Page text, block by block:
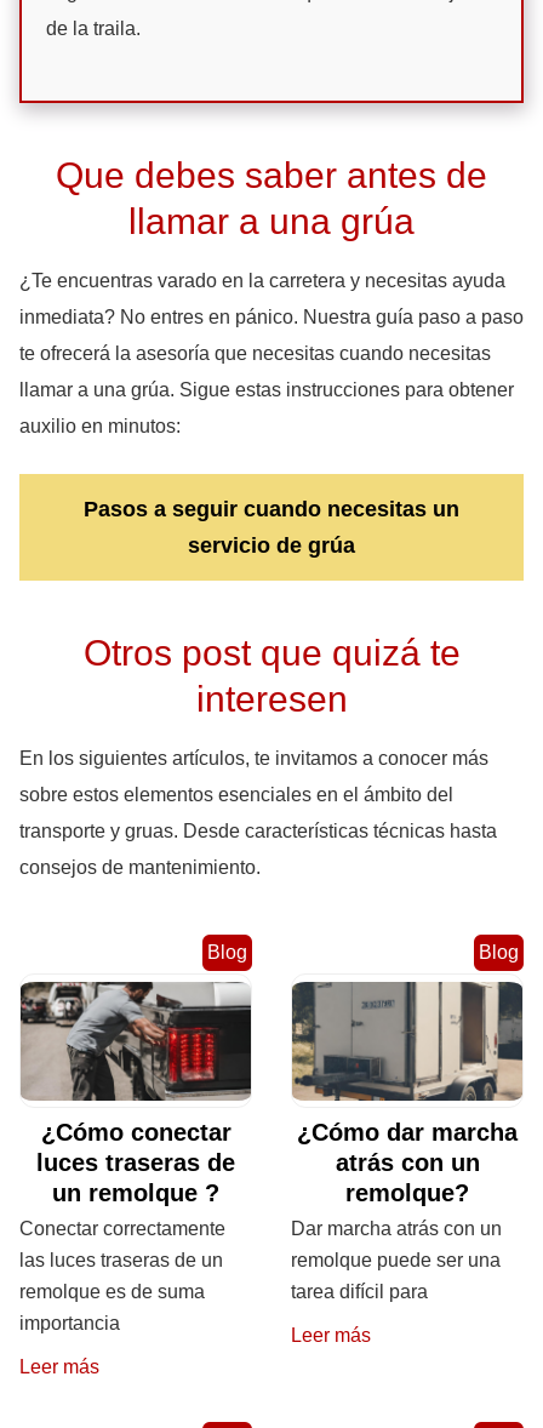
de la traila.
Que debes saber antes de
llamar a una grúa
¿Te encuentras varado en la carretera y necesitas ayuda
inmediata? No entres en pánico. Nuestra guía paso a paso
te ofrecerá la asesoría que necesitas cuando necesitas
llamar a una grúa. Sigue estas instrucciones para obtener
auxilio en minutos:
Pasos a seguir cuando necesitas un
servicio de grúa
Otros post que quizá te
interesen
En los siguientes artículos, te invitamos a conocer más
sobre estos elementos esenciales en el ámbito del
transporte y gruas. Desde características técnicas hasta
consejos de mantenimiento.
Blog
¿Cómo conectar
luces traseras de
un remolque ?
Conectar correctamente
las luces traseras de un
remolque es de suma
importancia
Leer más
Blog
¿Cómo dar marcha
atrás con un
remolque?
Dar marcha atrás con un
remolque puede ser una
tarea difícil para
Leer más